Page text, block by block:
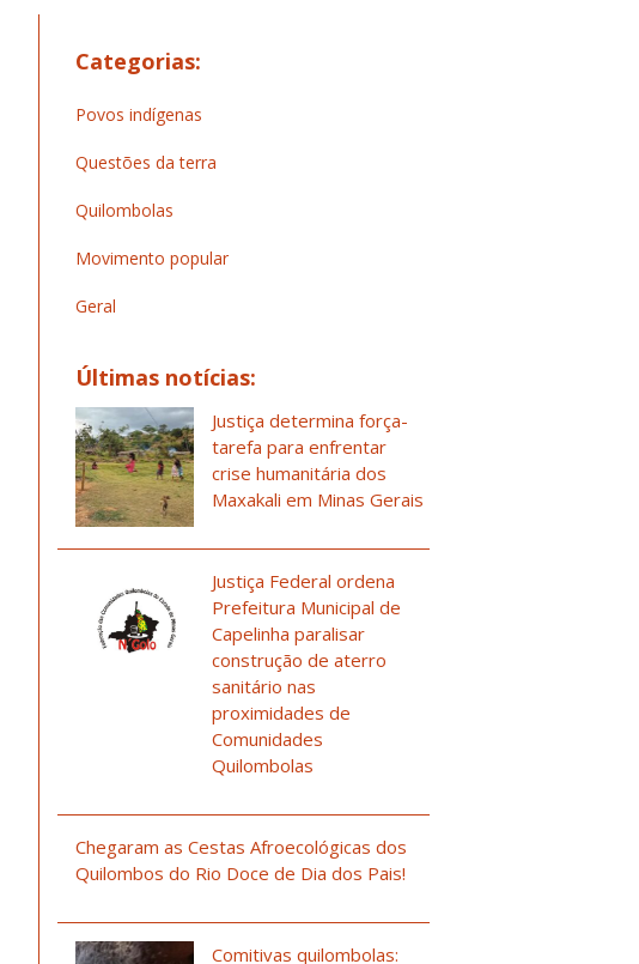
Categorias:
Povos indígenas
Questões da terra
Quilombolas
Movimento popular
Geral
Últimas notícias:
Justiça determina força-
tarefa para enfrentar
crise humanitária dos
Maxakali em Minas Gerais
Justiça Federal ordena
Prefeitura Municipal de
Capelinha paralisar
construção de aterro
sanitário nas
proximidades de
Comunidades
Quilombolas
Chegaram as Cestas Afroecológicas dos
Quilombos do Rio Doce de Dia dos Pais!
Comitivas quilombolas: